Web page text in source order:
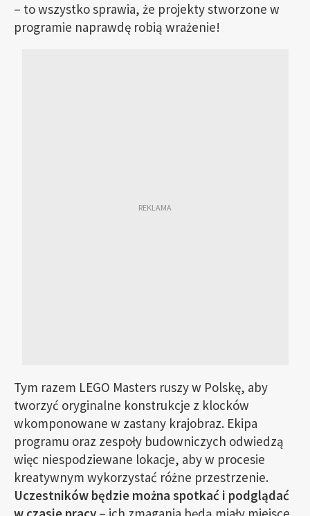
– to wszystko sprawia, że projekty stworzone w
programie naprawdę robią wrażenie!
Tym razem LEGO Masters ruszy w Polskę, aby
tworzyć oryginalne konstrukcje z klocków
wkomponowane w zastany krajobraz. Ekipa
programu oraz zespoły budowniczych odwiedzą
więc niespodziewane lokacje, aby w procesie
kreatywnym wykorzystać różne przestrzenie.
Uczestników będzie można spotkać i podglądać